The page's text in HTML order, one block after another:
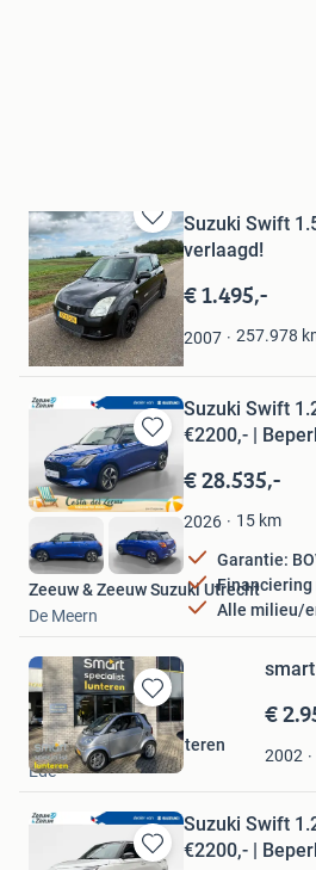
Bewaren
in
Mijn
Favorieten
Suzuki Swift
verlaagd!
€ 1.495,-
2007 257.978
Fivopast11
Wolvega
Bewaren
in
Mijn
Favorieten
Suzuki Swift
€2200,- |
€ 28.535,-
2026 15 km
Garantie:
Alle milieu/
Zeeuw & Zeeuw Suzuki Utrecht
De Meern
Bewaren
in
Mijn
Favorieten
€
2002
Smart Specialist Lunteren
Ede
Bewaren
Suzuki Swift
€2200,- |